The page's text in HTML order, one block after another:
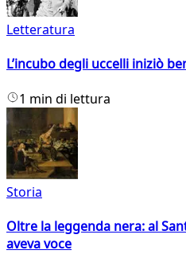
Letteratura
L’incubo degli uccelli iniziò
1 min di lettura
Storia
Oltre la leggenda nera: al
aveva voce